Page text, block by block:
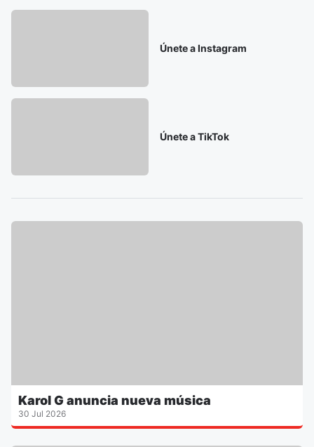
Únete a Instagram
Únete a TikTok
Karol G anuncia nueva música
30 Jul 2026